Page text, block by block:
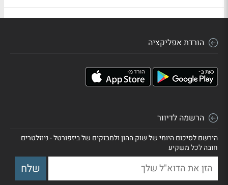
הורדת אפליקציה
הרשמה לדיוור
הירשם לסיכום היומי של שוק ההון ולמבזקים של ביזפורטל - ניוזלטרים
חובה לכל משקיע